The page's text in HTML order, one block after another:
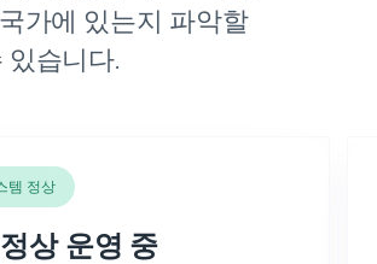
가에 있는지 파악할
있습니다.
템 정상
상 운영 중